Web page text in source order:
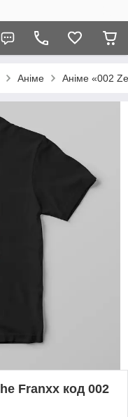
Аніме Аніме «002
Franxx код 002